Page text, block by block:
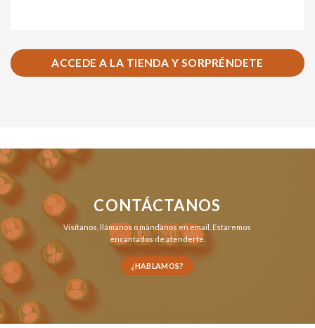
ACCEDE A LA TIENDA Y SORPRÉNDETE
CONTÁCTANOS
Visítanos, llámanosomándanos en email . Estaremos
encantados de atenderte.
¿HABLAMOS?